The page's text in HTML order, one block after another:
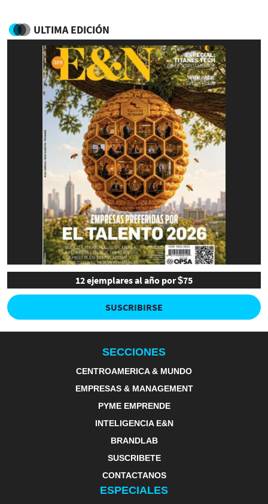
ULTIMA EDICIÓN
12 ejemplares al año por $75
SUSCRIBIRSE
SECCIONES
CENTROAMERICA & MUNDO
EMPRESAS & MANAGEMENT
PYME EMPRENDE
INTELIGENCIA E&N
BRANDLAB
SUSCRIBETE
CONTACTANOS
ESPECIALES